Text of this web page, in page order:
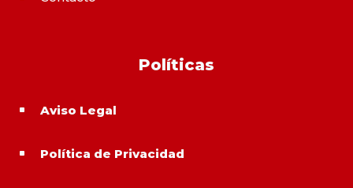
Políticas
^ Aviso Legal
^ Política de Privacidad